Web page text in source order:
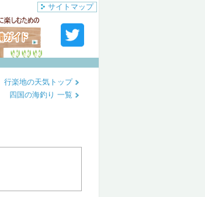
サイトマップ
行楽地の天気トップ
四国の海釣り 一覧